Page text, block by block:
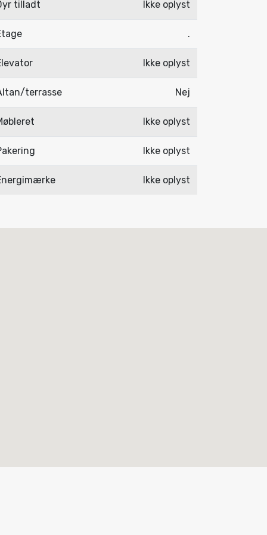
tilladt Ikke oplyst
.
Ikke oplyst
terrasse Nej
Ikke oplyst
Ikke oplyst
Ikke oplyst